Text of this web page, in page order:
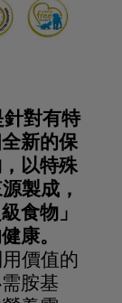
對有特
新的保
以特殊
製成，
食物」
康。
價值的
胺基